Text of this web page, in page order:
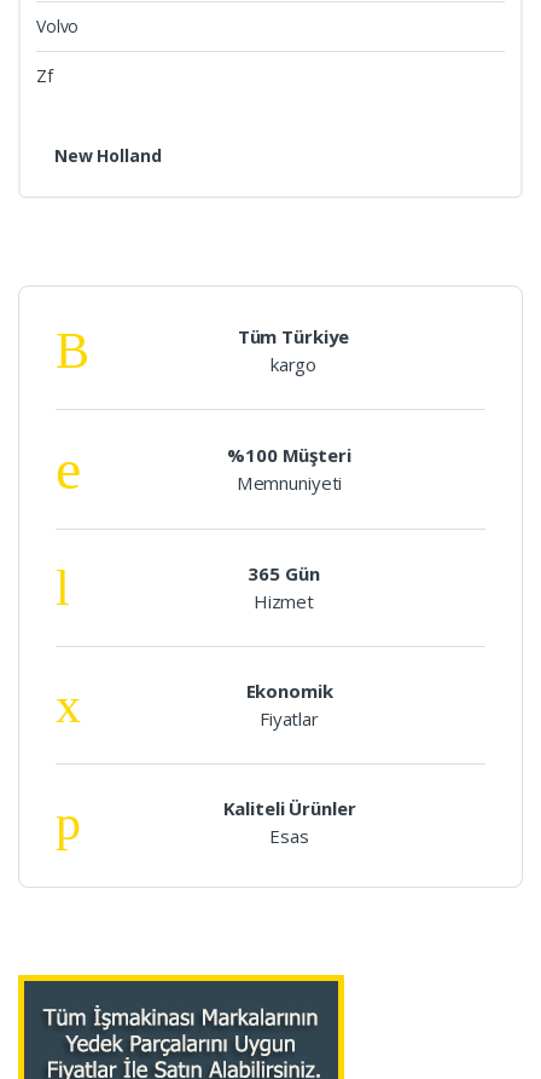
Volvo
Zf
New Holland
Tüm Türkiye
kargo
%100 Müşteri
Memnuniyeti
365 Gün
Hizmet
Ekonomik
Fiyatlar
Kaliteli Ürünler
Esas